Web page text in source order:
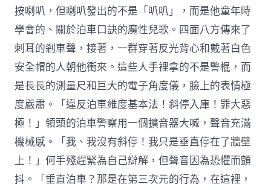
按喇叭，但喇叭發出的不是「叭叭」，而是他童年時
學會的、關於泊車口訣的魔性兒歌。四面八方傳來了
刺耳的剎車聲，接著，一群穿著反光背心和戴著白色
安全帽的人朝他衝來。這些人手裡拿的不是警棍，而
是長長的測量尺和巨大的電子角度儀，臉上的表情極
度嚴肅。「違反泊車維度基本法！斜停入庫！罪大惡
極！」領頭的泊車警察用一個擴音器大喊，聲音充滿
機械感。「我、我沒有斜停！我只是垂直停在了牆壁
上！」何手殘趕緊為自己辯解，但聲音因為恐懼而顫
抖。「垂直泊車？那是在第三次元的行為，在這裡，